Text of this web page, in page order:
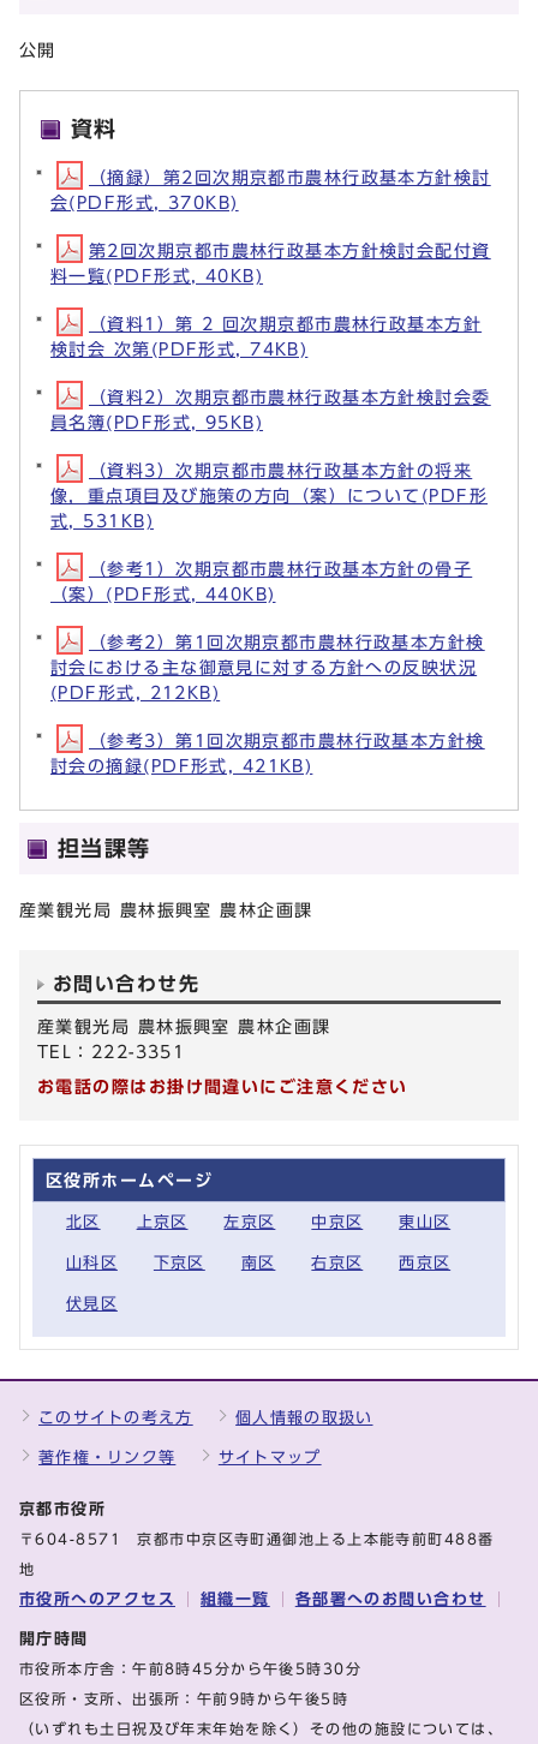
公開
資料
（摘録）第2回次期京都市農林行政基本方針検討
会(PDF形式, 370KB)
第2回次期京都市農林行政基本方針検討会配付資
料一覧(PDF形式, 40KB)
（資料1）第 2 回次期京都市農林行政基本方針
検討会 次第(PDF形式, 74KB)
（資料2）次期京都市農林行政基本方針検討会委
員名簿(PDF形式, 95KB)
（資料3）次期京都市農林行政基本方針の将来
像，重点項目及び施策の方向（案）について(PDF形
式, 531KB)
（参考1）次期京都市農林行政基本方針の骨子
（案）(PDF形式, 440KB)
（参考2）第1回次期京都市農林行政基本方針検
討会における主な御意見に対する方針への反映状況
(PDF形式, 212KB)
（参考3）第1回次期京都市農林行政基本方針検
討会の摘録(PDF形式, 421KB)
担当課等
産業観光局 農林振興室 農林企画課
お問い合わせ先
産業観光局 農林振興室 農林企画課
TEL：222-3351
お電話の際はお掛け間違いにご注意ください
区役所ホームページ
北区 上京区 左京区 中京区 東山区
山科区 下京区 南区 右京区 西京区
伏見区
このサイトの考え方 個人情報の取扱い
著作権・リンク等 サイトマップ
京都市役所
〒604-8571 京都市中京区寺町通御池上る上本能寺前町488番
地
市役所へのアクセス 組織一覧 各部署へのお問い合わせ
開庁時間
市役所本庁舎：午前8時45分から午後5時30分
区役所・支所、出張所：午前9時から午後5時
（いずれも土日祝及び年末年始を除く）その他の施設については、